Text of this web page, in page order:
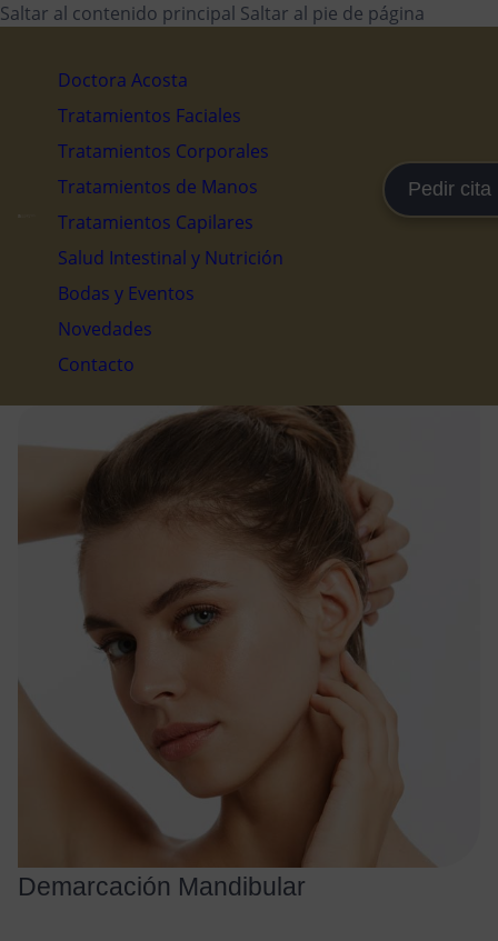
Saltar al contenido principal Saltar al pie de página
Doctora Acosta
Tratamientos Faciales
Tratamientos Corporales
Tratamientos de Manos
Tratamientos Capilares
Salud Intestinal y Nutrición
Bodas y Eventos
Novedades
Contacto
Pedir cita
Demarcación Mandibular